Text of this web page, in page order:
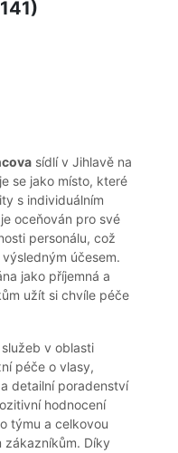
sídlí v Jihlavě na
se jako místo, které
s individuálním
oceňován pro své
personálu, což
účesem.
jako příjemná a
užít si chvíle péče
v oblasti
péče o vlasy,
detailní poradenství
hodnocení
týmu a celkovou
zákazníkům. Díky